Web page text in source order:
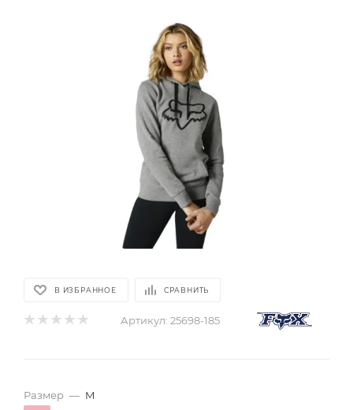
В ИЗБРАННОЕ СРАВНИТЬ
Артикул: 25698-185
Размер — M